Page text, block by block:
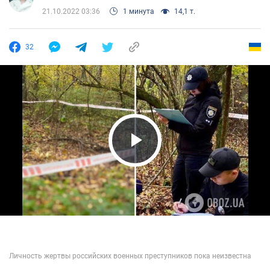
21.10.2022 03:36 1 минута 14,1 т.
32
Play Video